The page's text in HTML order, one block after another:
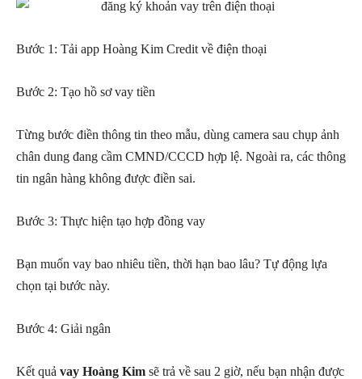
Bước 1: Tải app Hoàng Kim Credit về điện thoại
Bước 2: Tạo hồ sơ vay tiền
Từng bước điền thông tin theo mẫu, dùng camera sau chụp ảnh
chân dung đang cầm CMND/CCCD hợp lệ. Ngoài ra, các thông
tin ngân hàng không được điền sai.
Bước 3: Thực hiện tạo hợp đồng vay
Bạn muốn vay bao nhiêu tiền, thời hạn bao lâu? Tự động lựa
chọn tại bước này.
Bước 4: Giải ngân
Kết quả vay Hoàng Kim sẽ trả về sau 2 giờ, nếu bạn nhận được